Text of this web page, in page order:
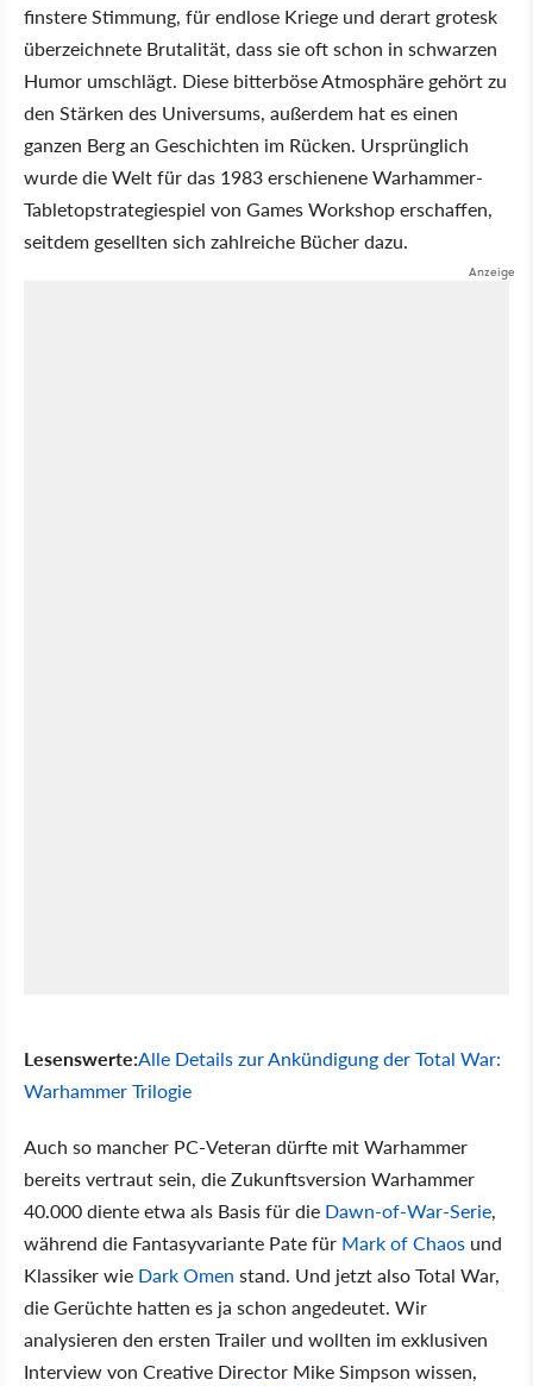
finstere Stimmung, für endlose Kriege und derart grotesk
überzeichnete Brutalität, dass sie oft schon in schwarzen
Humor umschlägt. Diese bitterböse Atmosphäre gehört zu
den Stärken des Universums, außerdem hat es einen
ganzen Berg an Geschichten im Rücken. Ursprünglich
wurde die Welt für das 1983 erschienene Warhammer-
Tabletopstrategiespiel von Games Workshop erschaffen,
seitdem gesellten sich zahlreiche Bücher dazu.
Lesenswerte:Alle Details zur Ankündigung der Total War:
Warhammer Trilogie
Auch so mancher PC-Veteran dürfte mit Warhammer
bereits vertraut sein, die Zukunftsversion Warhammer
40.000 diente etwa als Basis für die Dawn-of-War-Serie,
während die Fantasyvariante Pate für Mark of Chaos und
Klassiker wie Dark Omen stand. Und jetzt also Total War,
die Gerüchte hatten es ja schon angedeutet. Wir
analysieren den ersten Trailer und wollten im exklusiven
Interview von Creative Director Mike Simpson wissen,